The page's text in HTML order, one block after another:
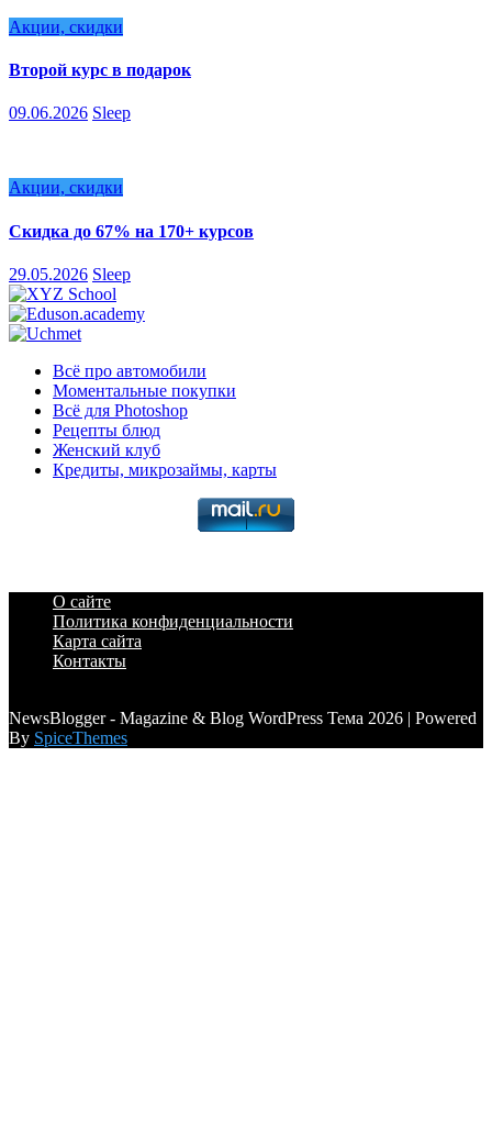
Акции, скидки
Второй курс в подарок
09.06.2026 Sleep
Акции, скидки
Скидка до 67% на 170+ курсов
29.05.2026 Sleep
Всё про автомобили
Моментальные покупки
Всё для Photoshop
Рецепты блюд
Женский клуб
Кредиты, микрозаймы, карты
О сайте
Политика конфиденциальности
Карта сайта
Контакты
NewsBlogger - Magazine & Blog WordPress Тема 2026 | Powered
By SpiceThemes